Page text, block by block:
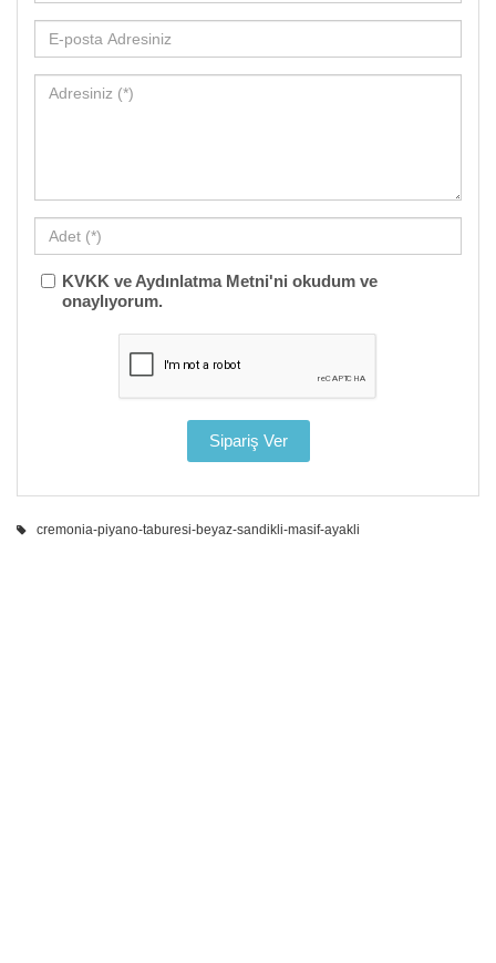
KVKK ve Aydınlatma Metni'ni okudum ve
onaylıyorum.
cremonia-piyano-taburesi-beyaz-sandikli-masif-ayakli